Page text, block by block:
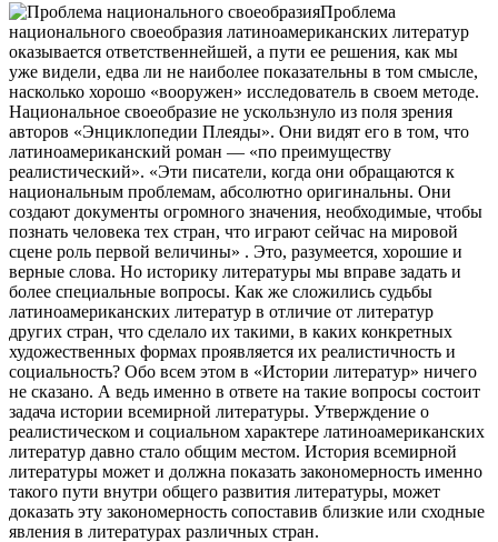
Проблема
национального своеобразия латиноамериканских литератур
оказывается ответственнейшей, а пути ее решения, как мы
уже видели, едва ли не наиболее показательны в том смысле,
насколько хорошо «вооружен» исследователь в своем методе.
Национальное своеобразие не ускользнуло из поля зрения
авторов «Энциклопедии Плеяды». Они видят его в том, что
латиноамериканский роман — «по преимуществу
реалистический». «Эти писатели, когда они обращаются к
национальным проблемам, абсолютно оригинальны. Они
создают документы огромного значения, необходимые, чтобы
познать человека тех стран, что играют сейчас на мировой
сцене роль первой величины» . Это, разумеется, хорошие и
верные слова. Но историку литературы мы вправе задать и
более специальные вопросы. Как же сложились судьбы
латиноамериканских литератур в отличие от литератур
других стран, что сделало их такими, в каких конкретных
художественных формах проявляется их реалистичность и
социальность? Обо всем этом в «Истории литератур» ничего
не сказано. А ведь именно в ответе на такие вопросы состоит
задача истории всемирной литературы. Утверждение о
реалистическом и социальном характере латиноамериканских
литератур давно стало общим местом. История всемирной
литературы может и должна показать закономерность именно
такого пути внутри общего развития литературы, может
доказать эту закономерность сопоставив близкие или сходные
явления в литературах различных стран.